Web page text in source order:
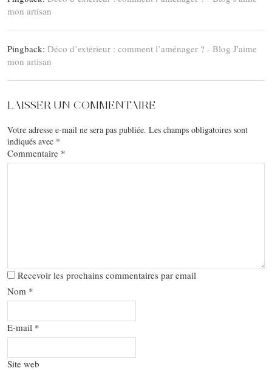
mon artisan
Pingback: Déco d’extérieur : comment l’aménager ? - Blog J'aime
mon artisan
LAISSER UN COMMENTAIRE
Votre adresse e-mail ne sera pas publiée. Les champs obligatoires sont
indiqués avec *
Commentaire *
Recevoir les prochains commentaires par email
Nom *
E-mail *
Site web